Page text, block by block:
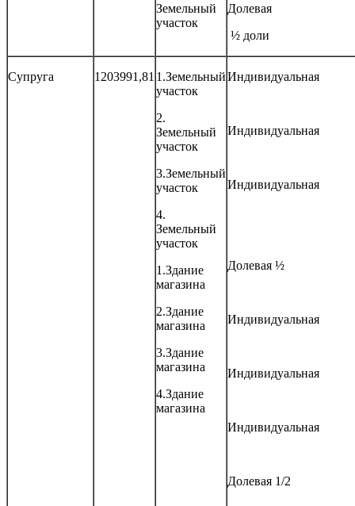
Земельный
участок
Долевая
½ доли
Супруга 1203991,81 1.Земельный
участок
2.
Земельный
участок
3.Земельный
участок
4.
Земельный
участок
1.Здание
магазина
2.Здание
магазина
3.Здание
магазина
4.Здание
магазина
Индивидуальная
Индивидуальная
Индивидуальная
Долевая ½
Индивидуальная
Индивидуальная
Индивидуальная
Долевая 1/2